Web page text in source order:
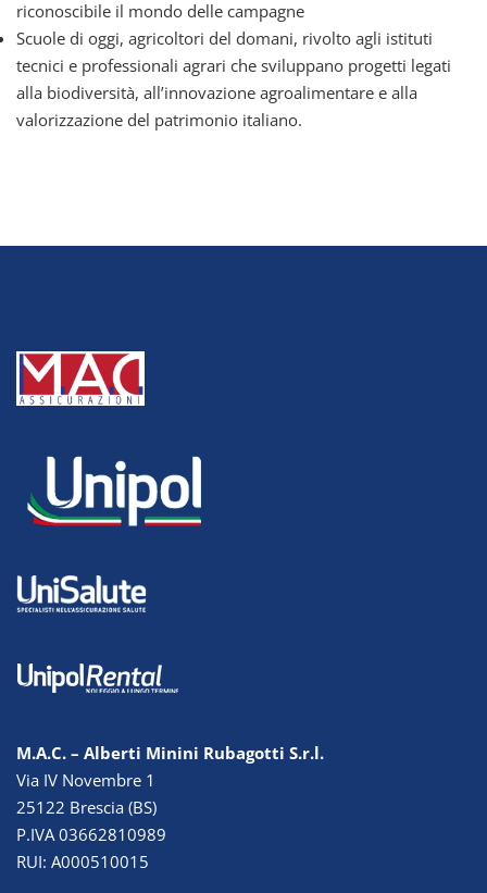
riconoscibile il mondo delle campagne
Scuole di oggi, agricoltori del domani, rivolto agli istituti
tecnici e professionali agrari che sviluppano progetti legati
alla biodiversità, all’innovazione agroalimentare e alla
valorizzazione del patrimonio italiano.
M.A.C. – Alberti Minini Rubagotti S.r.l.
Via IV Novembre 1
25122 Brescia (BS)
P.IVA 03662810989
RUI: A000510015